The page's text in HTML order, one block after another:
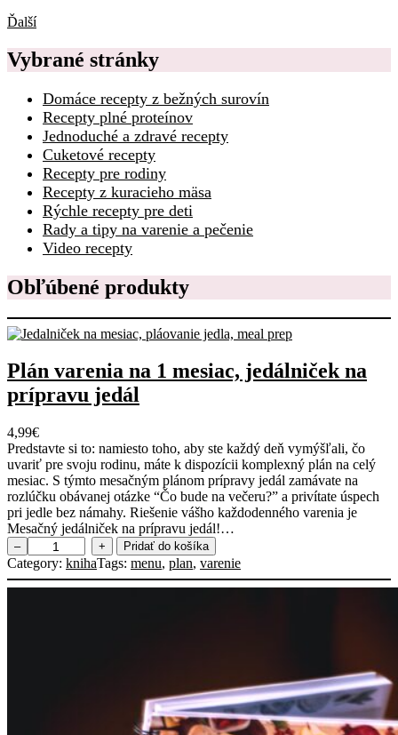
Ďalší
Vybrané stránky
Domáce recepty z bežných surovín
Recepty plné proteínov
Jednoduché a zdravé recepty
Cuketové recepty
Recepty pre rodiny
Recepty z kuracieho mäsa
Rýchle recepty pre deti
Rady a tipy na varenie a pečenie
Video recepty
Obľúbené produkty
Plán varenia na 1 mesiac, jedálniček na
prípravu jedál
4,99€
Predstavte si to: namiesto toho, aby ste každý deň vymýšľali, čo
uvariť pre svoju rodinu, máte k dispozícii komplexný plán na celý
mesiac. S týmto mesačným plánom prípravy jedál zamávate na
rozlúčku obávanej otázke “Čo bude na večeru?” a privítate úspech
pri jedle bez námahy. Riešenie vášho každodenného varenia je
Mesačný jedálniček na prípravu jedál!…
–
m
n
o
ž
+ Pridať do košíka
Category: knihaTags: menu, plan, varenie